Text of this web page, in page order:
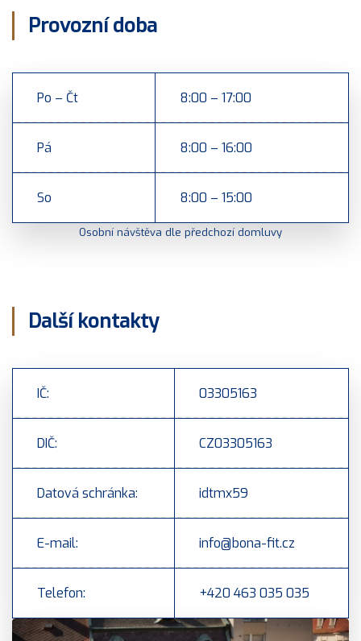
Provozní doba
Po – Čt 8:00 – 17:00
Pá 8:00 – 16:00
So 8:00 – 15:00
Osobní návštěva dle předchozí domluvy
Další kontakty
IČ: 03305163
DIČ: CZ03305163
Datová schránka: idtmx59
E-mail: info@bona-fit.cz
Telefon: +420 463 035 035